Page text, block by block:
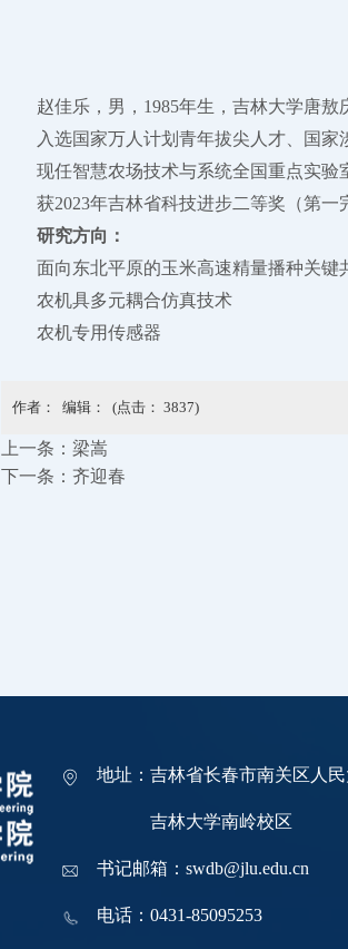
赵佳乐，男，1985年生，吉林大学唐敖
入选国家万人计划青年拔尖人才、国
现任智慧农场技术与系统全国重点实
获2023年吉林省科技进步二等奖（第一
研究方向：
面向东北平原的玉米高速精量播种关键
农机具多元耦合仿真技术
农机专用传感器
作者： 编辑： (点击： 3837)
上一条： 梁嵩
下一条： 齐迎春
地址：吉林省长春市南关区人民
吉林大学南岭校区
书记邮箱：swdb@jlu.edu.cn
电话：0431-85095253